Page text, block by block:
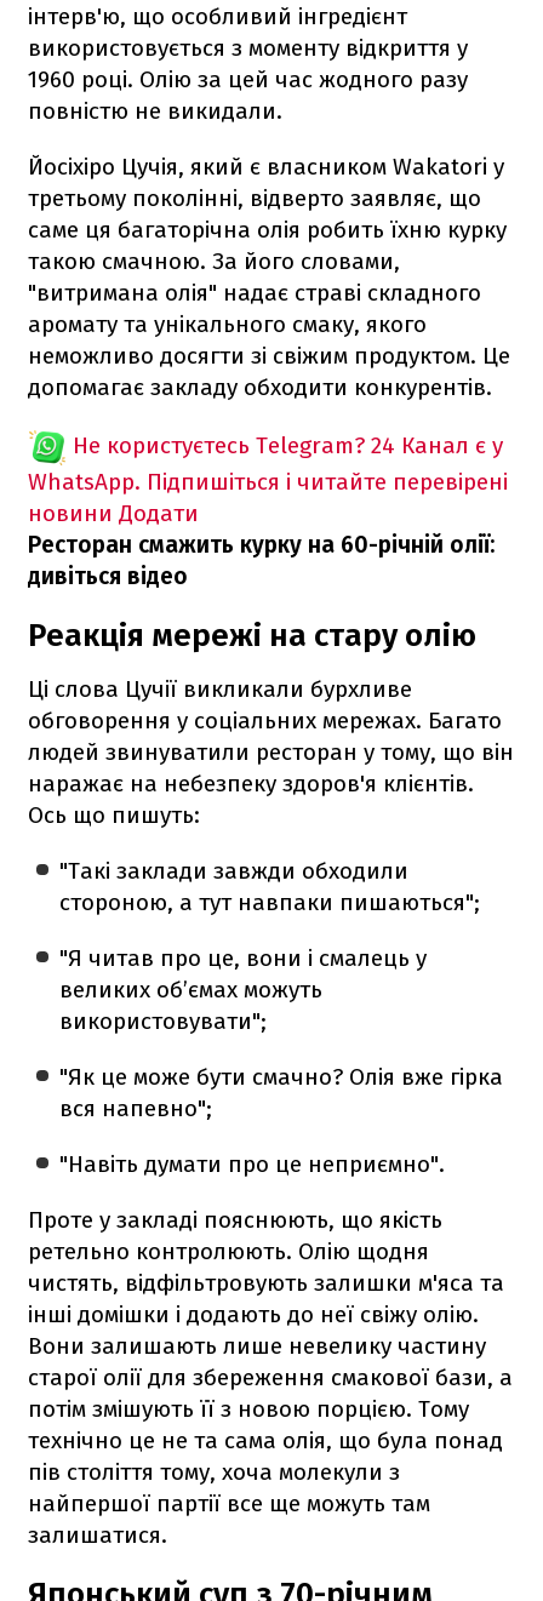
інтерв'ю, що особливий інгредієнт
використовується з моменту відкриття у
1960 році. Олію за цей час жодного разу
повністю не викидали.
Йосіхіро Цучія, який є власником Wakatori у
третьому поколінні, відверто заявляє, що
саме ця багаторічна олія робить їхню курку
такою смачною. За його словами,
"витримана олія" надає страві складного
аромату та унікального смаку, якого
неможливо досягти зі свіжим продуктом. Це
допомагає закладу обходити конкурентів.
Не користуєтесь Telegram? 24 Канал є у
WhatsApp. Підпишіться і читайте перевірені
новини Додати
Ресторан смажить курку на 60-річній олії:
дивіться відео
Реакція мережі на стару олію
Ці слова Цучії викликали бурхливе
обговорення у соціальних мережах. Багато
людей звинуватили ресторан у тому, що він
наражає на небезпеку здоров'я клієнтів.
Ось що пишуть:
"Такі заклади завжди обходили
стороною, а тут навпаки пишаються";
"Я читав про це, вони і смалець у
великих об’ємах можуть
використовувати";
"Як це може бути смачно? Олія вже гірка
вся напевно";
"Навіть думати про це неприємно".
Проте у закладі пояснюють, що якість
ретельно контролюють. Олію щодня
чистять, відфільтровують залишки м'яса та
інші домішки і додають до неї свіжу олію.
Вони залишають лише невелику частину
старої олії для збереження смакової бази, а
потім змішують її з новою порцією. Тому
технічно це не та сама олія, що була понад
пів століття тому, хоча молекули з
найпершої партії все ще можуть там
залишатися.